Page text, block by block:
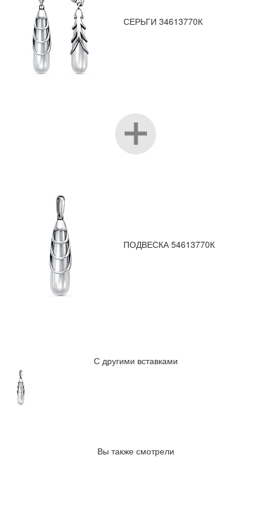
СЕРЬГИ 34613770К
ПОДВЕСКА 54613770К
С другими вставками
Вы также смотрели